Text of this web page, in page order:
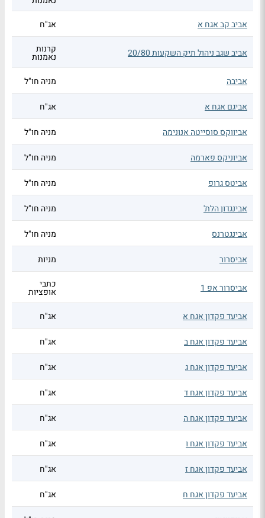
אביב קב אגח א
אג"ח
אביב שגב ניהול תיק השקעות 20/80 קרנות
נאמנות
אביבה
מניה חו"ל
אביגם אגח א אג"ח
אביווקס סוסייטה אנונימה מניה חו"ל
אביוניקס פארמה מניה חו"ל
אביטס גרופ מניה חו"ל
אבינגדון הלת' מניה חו"ל
אבינגטרנס מניה חו"ל
אביסרור מניות
אביסרור אפ 1 כתבי
אופציות
אביעד פקדון אגח א
אג"ח
אביעד פקדון אגח ב אג"ח
אביעד פקדון אגח ג אג"ח
אביעד פקדון אגח ד אג"ח
אביעד פקדון אגח ה אג"ח
אביעד פקדון אגח ו אג"ח
אביעד פקדון אגח ז אג"ח
אביעד פקדון אגח ח אג"ח